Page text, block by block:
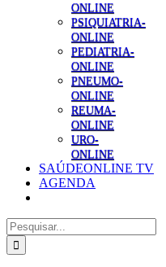
ONLINE
PSIQUIATRIA-
ONLINE
PEDIATRIA-
ONLINE
PNEUMO-
ONLINE
REUMA-
ONLINE
URO-
ONLINE
SAÚDEONLINE TV
AGENDA
Pesquisar